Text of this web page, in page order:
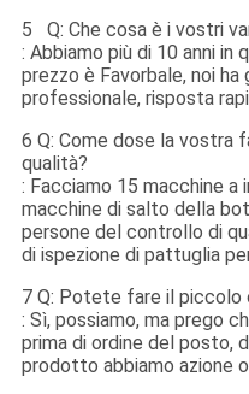
5 Q: Che cosa è i vostri
: Abbiamo più di 10 anni in
prezzo è Favorbale, noi
professionale, risposta
6 Q: Come dose la vostra
qualità?
: Facciamo 15 macchine a
macchine di salto della
persone del controllo di
di ispezione di pattuglia
7 Q: Potete fare il piccolo
: Sì, possiamo, ma prego
prima di ordine del posto,
prodotto abbiamo azione